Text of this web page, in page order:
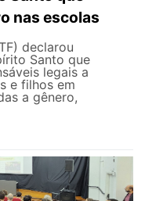
nas escolas
declarou
Santo que
legais ​​a
e filhos em
a gênero,